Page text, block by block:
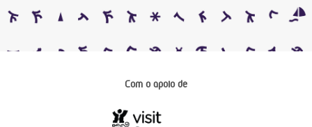
Com o apoio de